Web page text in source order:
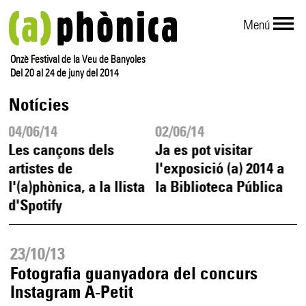
Menú
Onzè Festival de la Veu de Banyoles
Del 20 al 24 de juny del 2014
Notícies
04/06/14
Les cançons dels
artistes de
l'(a)phònica, a la llista
d'Spotify
02/06/14
Ja es pot visitar
l'exposició (a) 2014 a
la Biblioteca Pública
23/10/13
Fotografia guanyadora del concurs
Instagram A-Petit